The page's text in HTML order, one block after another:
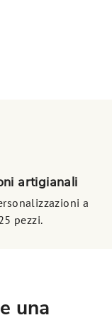
artigianali
a
pezzi.
una